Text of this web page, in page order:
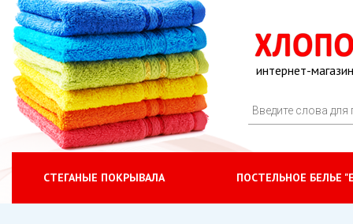
интернет-
СТЕГАНЫЕ ПОКРЫВАЛА ПОСТЕЛЬНОЕ БЕЛЬЕ